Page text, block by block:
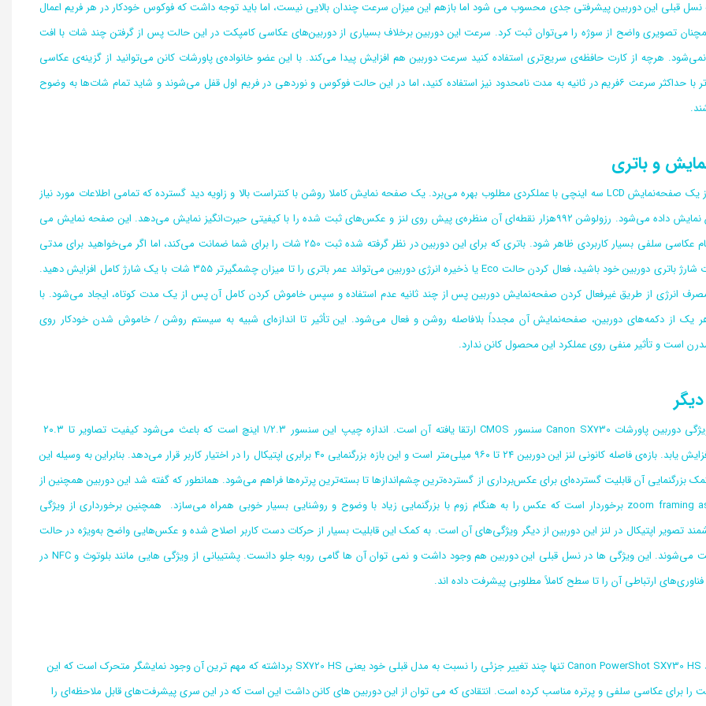
نسل قبلی این دوربین پیشرفتی جدی محسوب می شود اما بازهم این میزان سرعت چندان بالایی نیست، اما باید توجه داشت که فوکوس خودکار در هر فریم اعمال
تصویری واضح از سوژه را می‌توان ثبت کرد. سرعت این دوربین برخلاف بسیاری از دوربین‌های عکاسی کامپکت در این حالت پس از گرفتن چند شات با افت
هرچه از کارت حافظه‌ی سریع‌تری استفاده کنید سرعت دوربین هم افزایش پیدا می‌کند. با این عضو خانواده‌ی پاورشات کانن می‌توانید از گزینه‌ی عکاسی
مداوم سریع‌تر با حداکثر سرعت ۶فریم در ثانیه به مدت نامحدود نیز استفاده کنید، اما در این حالت فوکوس و نوردهی در فریم اول قفل می‌شوند و شاید تمام شات‌ها به وضوح
و باتری
این دوربین از یک صفحه‌نمایش LCD سه اینچی با عملکردی مطلوب بهره می‌برد. یک صفحه نمایش کاملا روشن با کنتراست بالا و زاویه دید گسترده که تمامی اطلاعات مورد نیاز
کاربر روی آن نمایش داده می‌شود. رزولوشن ۹۹۲هزار نقطه‌ای آن منظره‌ی پیش روی لنز و عکس‌های ثبت شده را با کیفیتی حیرت‌انگیز نمایش می‌دهد. این صفحه نمایش می
تواند در هنگام عکاسی سلفی بسیار کاربردی ظاهر شود. باتری که برای این دوربین در نظر گرفته شده ثبت 250 شات را برای شما ضمانت می‌کند، اما اگر می‌خواهید برای مدتی
دور از امکانات شارژ باتری دوربین خود باشید، فعال کردن حالت Eco یا ذخیره انرژی دوربین می‌تواند عمر باتری را تا میزان چشمگیرتر 355 شات با یک شارژ کامل افزایش دهید.
انرژی از طریق غیرفعال کردن صفحه‌نمایش دوربین پس از چند ثانیه عدم استفاده و سپس خاموش کردن کامل آن پس از یک مدت کوتاه، ایجاد می‌شود. با
یک از دکمه‌های دوربین، صفحه‌نمایش آن مجدداً بلافاصله روشن و فعال می‌شود. این تأثیر تا اندازه‌ای شبیه به سیستم روشن / خاموش شدن خودکار روی
است و تأثیر منفی‌ روی عملکرد این محصول کانن ندارد.
اصلی‌ترین ویژگی دوربین پاورشات Canon SX730 سنسور CMOS ارتقا یافته‌ آن است. اندازه‌ چیپ این سنسور 1/2.3 اینچ است که باعث می‌شود کیفیت تصاویر تا ۲۰.۳
مگاپیکسل افزایش یابد. بازه‌ی فاصله کانونی لنز این دوربین ۲۴ تا ۹۶۰ میلی‌متر است و این بازه بزرگنمایی ۴۰ برابری اپتیکال را در اختیار کاربر قرار می‌دهد. بنابراین به وسیله‌ این
بزرگنمایی آن قابلیت گسترده‌ای برای عکس‌برداری از گسترده‌ترین چشم‌اندازها تا بسته‌ترین پرتره‌ها فراهم می‌شود. همانطور که گفته شد این دوربین همچنین از
قابلیت zoom framing assist برخوردار است که عکس را به هنگام زوم با بزرگنمایی زیاد با وضوح و روشنایی بسیار خوبی همراه می‌سازد. همچنین برخورداری از ویژگی
تصویر اپتیکال در لنز این دوربین از دیگر ویژگی‌های آن است. به کمک این قابلیت بسیار از حرکات دست کاربر اصلاح شده و عکس‌هایی واضح به‌ویژه در حالت
بزرگنمایی ثبت می‌شوند. این ویژگی ها در نسل قبلی این دوربین هم وجود داشت و نمی توان آن ها گامی روبه جلو دانست. پشتیبانی از ویژگی هایی مانند بلوتوث و NFC در
ارتباطی آن را تا سطح کاملاً مطلوبی پیشرفت داده اند.
دوربین جدید Canon PowerShot SX730 HS تنها چند تغییر جزئی را نسبت به مدل قبلی خود یعنی SX720 HS برداشته که مهم ترین آن وجود نمایشگر متحرک است که این
را برای عکاسی سلفی و پرتره مناسب کرده است. انتقادی که می توان از این دوربین های کانن داشت این است که در این سری پیشرفت‌های قابل ملاحظه‌ای را